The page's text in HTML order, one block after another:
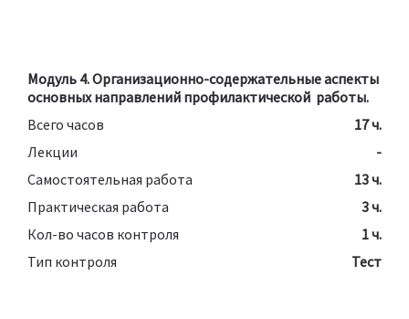
Модуль 4. Организационно-содержательные аспекты
основных направлений профилактической работы.
Всего часов
17 ч.
Лекции
-
Самостоятельная работа
13 ч.
Практическая работа
3 ч.
Кол-во часов контроля
1 ч.
Тип контроля
Тест